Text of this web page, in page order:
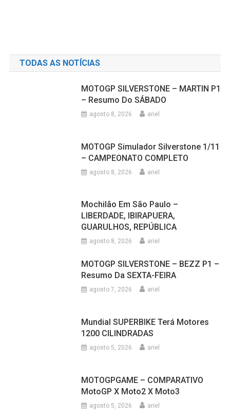
TODAS AS NOTÍCIAS
MOTOGP SILVERSTONE – MARTIN P1
– Resumo Do SÁBADO
agosto 8, 2026 ariel
MOTOGP Simulador Silverstone 1/11
– CAMPEONATO COMPLETO
agosto 8, 2026 ariel
Mochilão Em São Paulo –
LIBERDADE, IBIRAPUERA,
GUARULHOS, REPÚBLICA
agosto 8, 2026 ariel
MOTOGP SILVERSTONE – BEZZ P1 –
Resumo Da SEXTA-FEIRA
agosto 7, 2026 ariel
Mundial SUPERBIKE Terá Motores
1200 CILINDRADAS
agosto 5, 2026 ariel
MOTOGPGAME – COMPARATIVO
MotoGP X Moto2 X Moto3
agosto 5, 2026 ariel